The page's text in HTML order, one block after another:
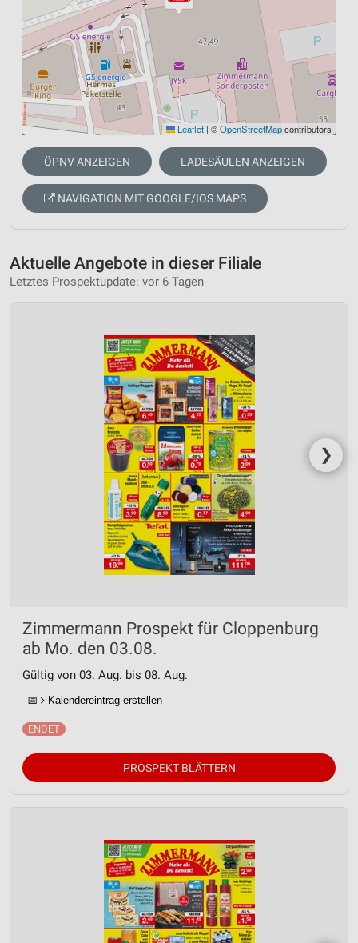
Leaflet | ©OpenStreetMapcontributors
ÖPNV ANZEIGEN LADESÄULEN ANZEIGEN
NAVIGATION MIT GOOGLE/IOS MAPS
Aktuelle Angebote in dieser Filiale
Letztes Prospektupdate: vor 6 Tagen
❯
Zimmermann Prospekt für Cloppenburg
ab Mo. den 03.08.
Gültig von 03. Aug. bis 08. Aug.
📅 Kalendereintrag erstellen
PROSPEKT BLÄTTERN